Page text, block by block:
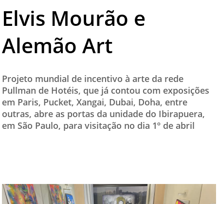
TESTADO E APROVADO
PARCEIROS
CONTATO
Elvis Mourão e
Alemão Art
Projeto mundial de incentivo à arte da rede
Pullman de Hotéis, que já contou com exposições
em Paris, Pucket, Xangai, Dubai, Doha, entre
outras, abre as portas da unidade do Ibirapuera,
em São Paulo, para visitação no dia 1º de abril